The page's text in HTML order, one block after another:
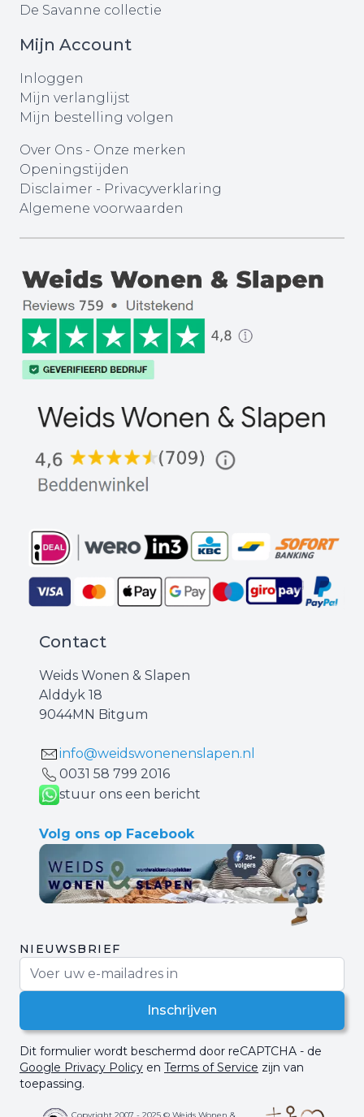
De Savanne collectie
Mijn Account
Inloggen
Mijn verlanglijst
Mijn bestelling volgen
Over Ons - Onze merken
Openingstijden
Disclaimer - Privacyverklaring
Algemene voorwaarden
Contact
Weids Wonen & Slapen
Alddyk 18
9044MN Bitgum
info@weidswonenenslapen.nl
0031 ‪58 799 2016‬
stuur ons een bericht
Volg ons op Facebook
NIEUWSBRIEF
Inschrijven
Dit formulier wordt beschermd door reCAPTCHA - de
Google Privacy Policy en Terms of Service zijn van
toepassing.